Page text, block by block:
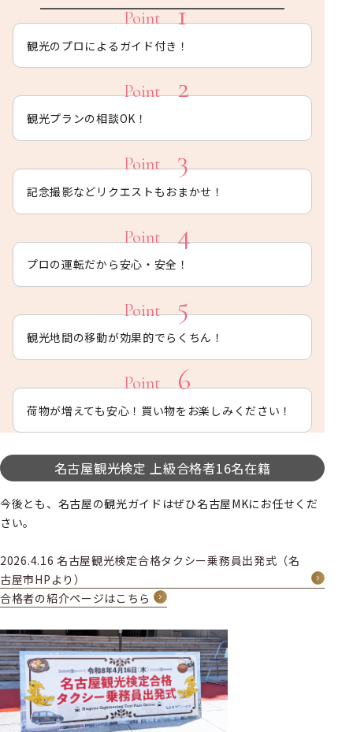
観光のプロによるガイド付き！
観光プランの相談OK！
記念撮影などリクエストもおまかせ！
プロの運転だから安心・安全！
観光地間の移動が効果的でらくちん！
荷物が増えても安心！買い物をお楽しみください！
名古屋観光検定 上級合格者16名在籍
今後とも、名古屋の観光ガイドはぜひ名古屋MKにお任せくだ
さい。
2026.4.16 名古屋観光検定合格タクシー乗務員出発式（名
古屋市HPより）
合格者の紹介ページはこちら